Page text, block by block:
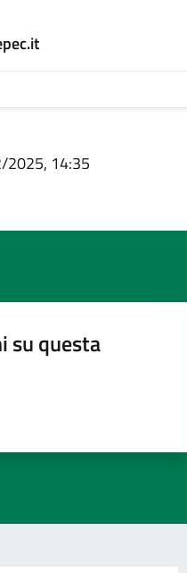
14:35
su questa